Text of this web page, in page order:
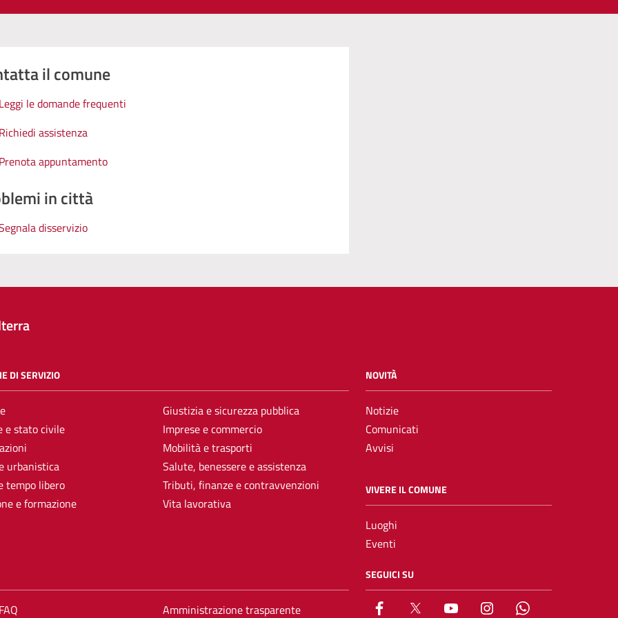
il comune
le domande frequenti
assistenza
appuntamento
in città
disservizio
DI SERVIZIO
e stato civile
urbanistica
tempo libero
e formazione
Giustizia e sicurezza pubblica
Imprese e commercio
Mobilità e trasporti
Salute, benessere e assistenza
Tributi, finanze e contravvenzioni
Vita lavorativa
NOVITÀ
Notizie
Comunicati
Avvisi
VIVERE IL COMUNE
Luoghi
Eventi
Amministrazione trasparente
SEGUICI SU
Facebook YouTube Instagram